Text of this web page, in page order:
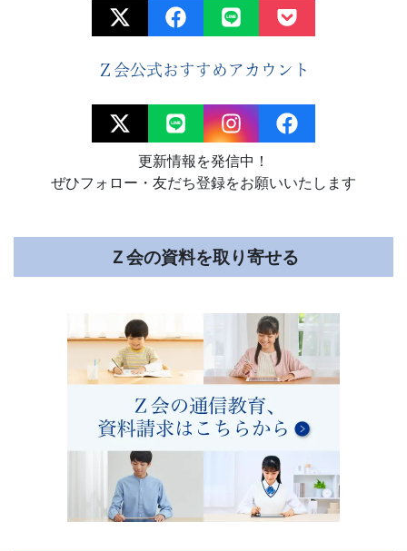
し
ま
Ｚ会公式おすすめアカウント
更新情報を発信中！
ぜひフォロー・友だち登録をお願いいたします
Ｚ会の資料を取り寄せる